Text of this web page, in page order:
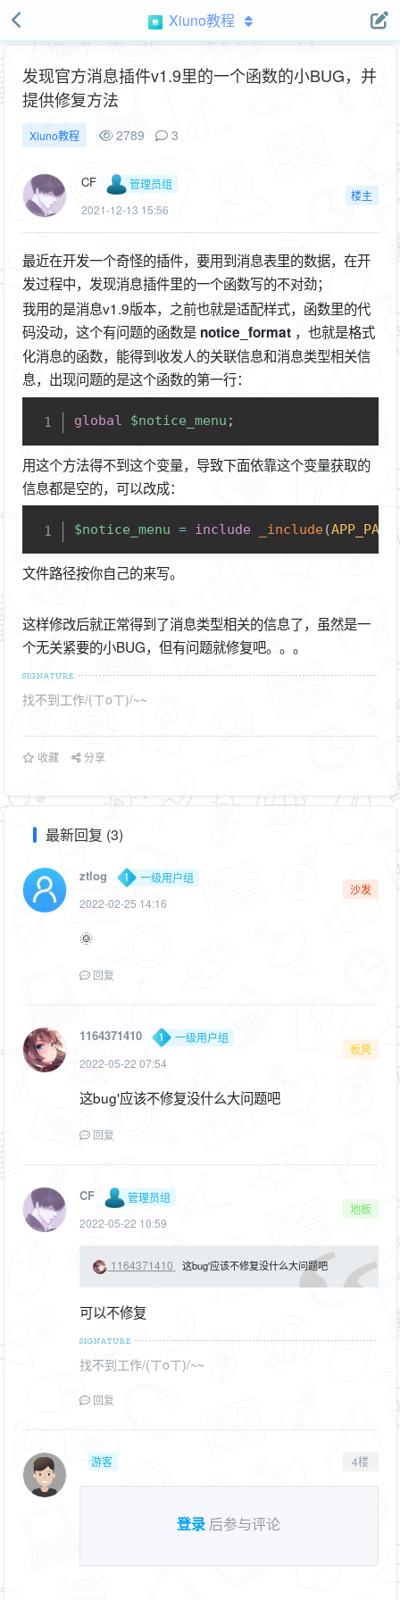
Xiuno教程
发现官方消息插件v1.9里的一个函数的小BUG，并
提供修复方法
Xiuno教程 2789 3
CF
管理员组
2021-12-13 15:56
楼主
最近在开发一个奇怪的插件，要用到消息表里的数据，在开
发过程中，发现消息插件里的一个函数写的不对劲；
我用的是消息v1.9版本，之前也就是适配样式，函数里的代
码没动，这个有问题的函数是 notice_format，也就是格式
化消息的函数，能得到收发人的关联信息和消息类型相关信
息，出现问题的是这个函数的第一行：
global $notice_menu ;
用这个方法得不到这个变量，导致下面依靠这个变量获取的
信息都是空的，可以改成：
$notice_menu = include _include(APP_PATH
Copy
文件路径按你自己的来写。
这样修改后就正常得到了消息类型相关的信息了，虽然是一
个无关紧要的小BUG，但有问题就修复吧。。。
找不到工作/(ㄒoㄒ)/~~
收藏 分享
最新回复 (3)
ztlog
一级用户组
2022-02-25 14:16
沙发
🌞
回复
1164371410
一级用户组
2022-05-22 07:54
板凳
这bug'应该不修复没什么大问题吧
回复
CF
管理员组
2022-05-22 10:59
地板
1164371410 这bug'应该不修复没什么大问题吧
可以不修复
找不到工作/(ㄒoㄒ)/~~
回复
游客 4楼
登录 后参与评论